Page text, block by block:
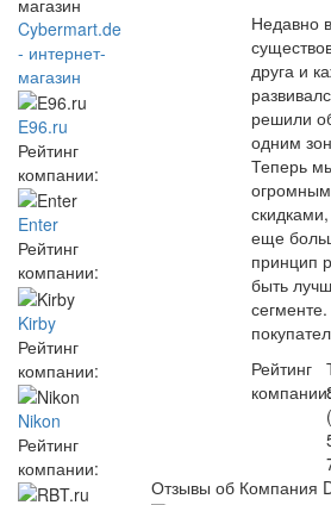
Cybermart.de
- интернет-
магазин
E96.ru
Рейтинг
компании:
Enter
Рейтинг
компании:
Kirby
Рейтинг
компании:
Nikon
Рейтинг
компании:
Недавно
друга и
решили
одним
Теперь
еще
принцип
быть
Рейтинг
компании:
Отзывы об Компания